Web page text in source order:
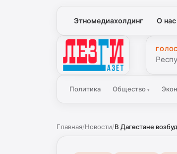
Этномедиахолдинг О нас
Лезги Газет
Политика Общество▾
Главная/Новости/В Дагестане